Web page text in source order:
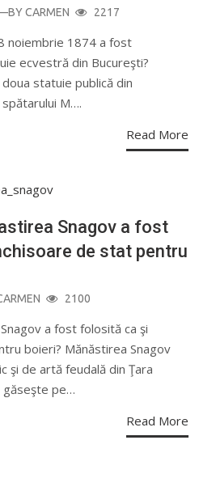
CARMEN 2217
noiembrie 1874 a fost
ecvestră din Bucureşti?
statuie publică din
M….
Read More
Snagov a fost
de stat pentru
2100
a fost folosită ca şi
boieri? Mănăstirea Snagov
şi de artă feudală din Ţara
găseşte pe…
Read More